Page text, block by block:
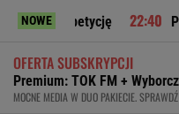
NOWE Pilne wieści z
OFERTA SUBSKRYPCJI
Premium: TOK FM +
MOCNE MEDIA W DUO PAKIECIE. SPRAWDŹ